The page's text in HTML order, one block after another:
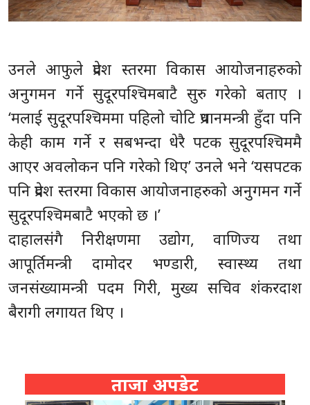
उनले आफुले प्रदेश स्तरमा विकास आयोजनाहरुको
अनुगमन गर्ने सुदूरपश्चिमबाटै सुरु गरेको बताए ।
‘मलाई सुदूरपश्चिममा पहिलो चोटि प्रधानमन्त्री हुँदा पनि
केही काम गर्ने र सबभन्दा धेरै पटक सुदूरपश्चिममै
आएर अवलोकन पनि गरेको थिए’ उनले भने ‘यसपटक
पनि प्रदेश स्तरमा विकास आयोजनाहरुको अनुगमन गर्ने
सुदूरपश्चिमबाटै भएको छ ।’
दाहालसंगै निरीक्षणमा उद्योग, वाणिज्य तथा
आपूर्तिमन्त्री दामोदर भण्डारी, स्वास्थ्य तथा
जनसंख्यामन्त्री पदम गिरी, मुख्य सचिव शंकरदाश
बैरागी लगायत थिए ।
ताजा अपडेट